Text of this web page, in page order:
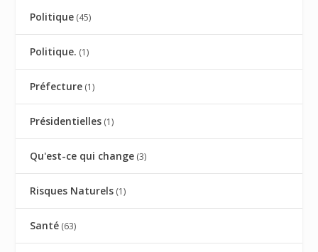
Politique (45)
Politique. (1)
Préfecture (1)
Présidentielles (1)
Qu'est-ce qui change (3)
Risques Naturels (1)
Santé (63)